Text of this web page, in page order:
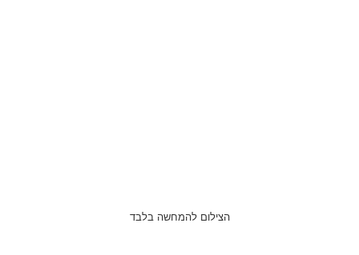
הצילום להמחשה בלבד